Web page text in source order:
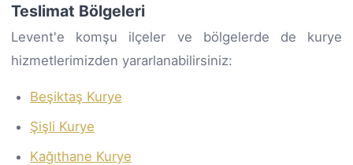
Teslimat Bölgeleri
Levent'e komşu ilçeler ve bölgelerde de kurye
hizmetlerimizden yararlanabilirsiniz:
Beşiktaş Kurye
Şişli Kurye
Kağıthane Kurye